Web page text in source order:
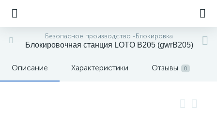
Безопасное производство -Блокировка
Блокировочная станция LOTO В205 (gwrВ205)
Описание Характеристики Отзывы 0